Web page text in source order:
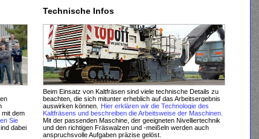
dem
Sie
dabei
Technische Infos
Beim Einsatz von Kaltfräsen sind viele technische Details zu
beachten, die sich mitunter erheblich auf das Arbeitsergebnis
auswirken können.
Hier erklären wir die Technologie des
Kaltfräsens und beschreiben die Arbeitsweise der Maschinen.
Mit der passenden Maschine, der geeigneten Nivelliertechnik
und den richtigen Fräswalzen und -meißeln werden auch
anspruchsvolle Aufgaben präzise gelöst.